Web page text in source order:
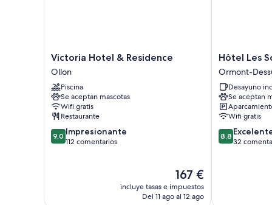
Victoria
Hotel
&
Residence
Ollon
Victoria Hotel & Residence
Ollon
Piscina
Se aceptan mascotas
Wifi gratis
Restaurante
9.0
sobre
9,0 Impresionante
112 comentarios
El
precio
actual
167 €
incluye tasas e impuestos
Del 11 ago al 12 ago
Hôtel
Les
Sources
Ormont-
Dessus
Hôtel Les
Ormont-
Desayuno
Se aceptan
Wifi gratis
8.8
sobre
8,8
32